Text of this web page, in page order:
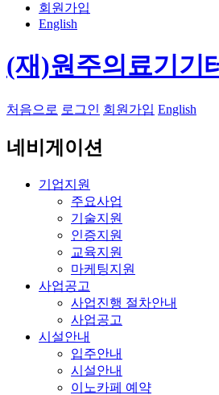
회원가입
English
(재)원주의료기기
처음으로 로그인 회원가입 English
네비게이션
기업지원
주요사업
기술지원
인증지원
교육지원
마케팅지원
사업공고
사업진행 절차안내
사업공고
시설안내
입주안내
시설안내
이노카페 예약